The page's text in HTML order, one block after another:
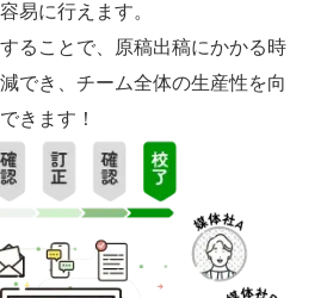
易に行えます。
ることで、原稿出稿にかかる時
でき、チーム全体の生産性を向
きます！